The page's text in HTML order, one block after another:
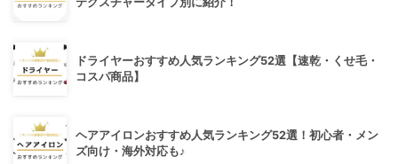
ドライヤーおすすめ人気ランキング52選【速乾・くせ毛・
コスパ商品】
ヘアアイロンおすすめ人気ランキング52選！初心者・メン
ズ向け・海外対応も♪